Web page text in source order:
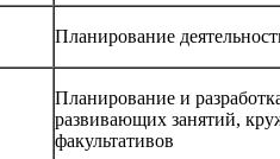
Планирование
Планирование и
развивающих занятий,
факультативов